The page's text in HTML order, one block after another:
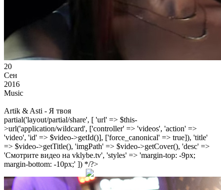
20
Сен
2016
Music
Artik & Asti - Я твоя
partial('layout/partial/share', [ 'url' => $this-
>url('application/wildcard', ['controller' => 'videos', 'action' =>
'video', 'id' => $video->getId()], ['force_canonical' => true]), 'title'
=> $video->getTitle(), 'imgPath' => $video->getCover(), 'desc' =>
'Смотрите видео на vklybe.tv', 'styles' => 'margin-top: -9px;
margin-bottom: -10px;' ]) */?>